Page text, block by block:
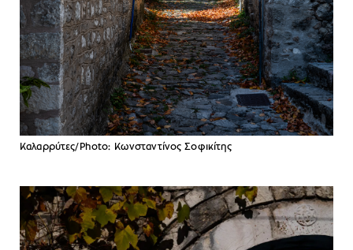
Καλαρρύτες/Photo: Κωνσταντίνος Σοφικίτης